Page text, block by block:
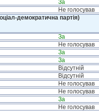
За
Не голосував
демократична партія)
За
Не голосував
За
За
Відсутній
Відсутній
Не голосував
Не голосував
За
Не голосував